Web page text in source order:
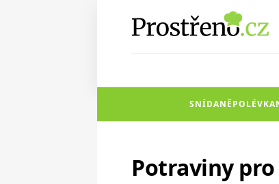
SNÍDANĚPOLÉVKA
Potraviny